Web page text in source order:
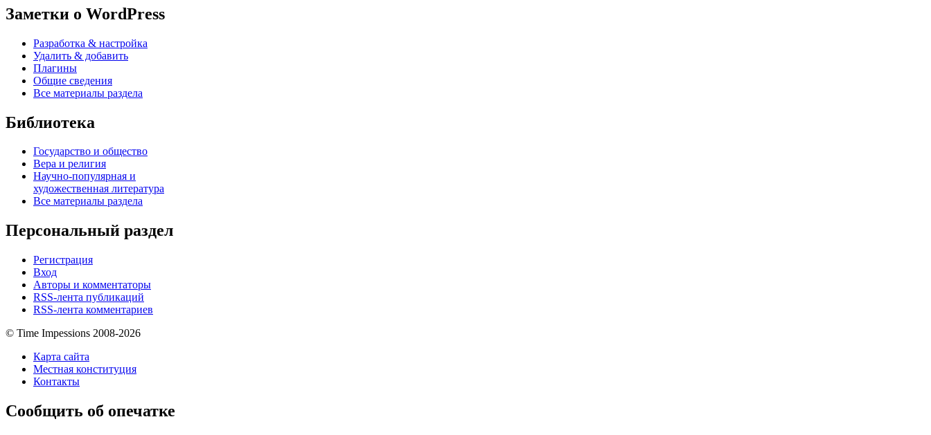
Заметки о WordPress
Разработка & настройка
Удалить & добавить
Плагины
Общие сведения
Все материалы раздела
Библиотека
Государство и общество
Вера и религия
Научно-популярная и
художественная литература
Все материалы раздела
Персональный раздел
Регистрация
Вход
Авторы и комментаторы
RSS-лента публикаций
RSS-лента комментариев
© Time Impessions 2008-2026
Карта сайта
Местная конституция
Контакты
Сообщить об опечатке